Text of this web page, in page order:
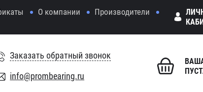
О компании
Производители
Заказать обратный звонок
info@prombearing.ru